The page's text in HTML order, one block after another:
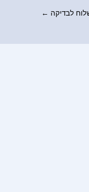
לבדיקה ←